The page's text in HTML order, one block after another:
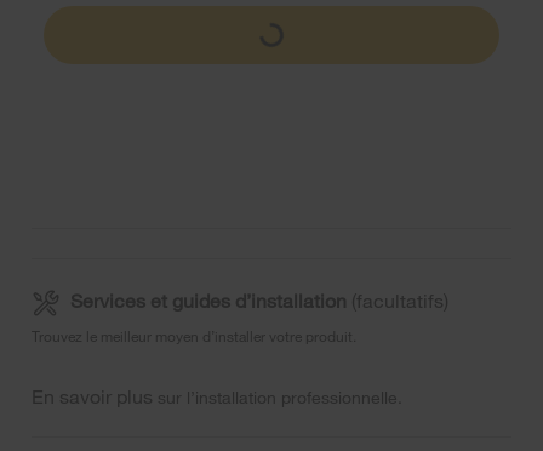
Services et guides d’installation (facultatifs)
Trouvez le meilleur moyen d’installer votre produit.
En savoir plus sur l’installation professionnelle.